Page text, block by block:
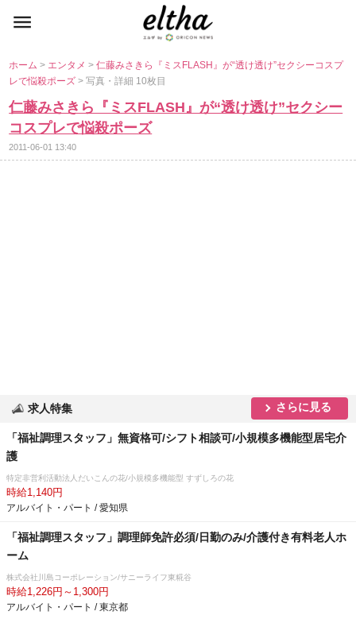
ホーム> エンタメ>仁藤みさきら『ミスFLASH』が“透け透け”セクシーコスプ
レで悩殺ポーズ> 写真・詳細 10枚目
仁藤みさきら『ミスFLASH』が“透け透け”セクシー
コスプレで悩殺ポーズ
2011-06-01 13:40
求人特集 さらに見る
「福祉調理スタッフ」無資格可/シフト相談可/小規模多機能型居宅介
護
特定非営利活動法人だいこんの花/小規模多機能型 すずしろの花
時給1,140円
アルバイト・パート / 愛知県
「福祉調理スタッフ」調理師免許必須/日勤のみ/介護付き有料老人ホ
ーム
株式会社川島コーポレーション/サニーライフ東糀谷
時給1,226円～1,300円
アルバイト・パート / 東京都